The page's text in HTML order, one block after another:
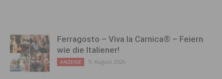
Ferragosto – Viva la Carnica® – Feiern
wie die Italiener!
ANZEIGE 9. August 2026